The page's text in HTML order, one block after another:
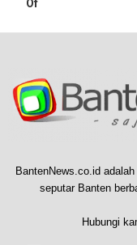
Of
BantenNews.co.id
seputar Banten
Hubungi